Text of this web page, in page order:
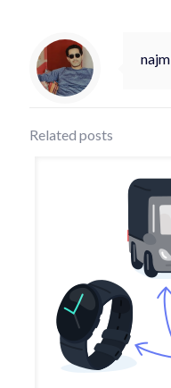
najm
Related posts